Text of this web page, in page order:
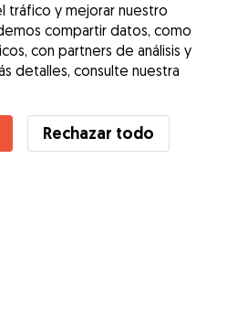
de Gudog? Ver más
tráfico y mejorar nuestro
compartir datos, como
con partners de análisis y
detalles, consulte nuestra
Rechazar todo